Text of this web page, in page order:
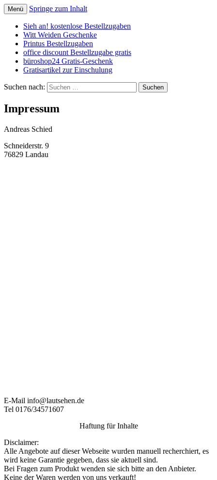
spaaaren.de
günstig einkaufen und billig leben
Menü Springe zum Inhalt
Sieh an! kostenlose Bestellzugaben
Witt Weiden Geschenke
Printus Bestellzugaben
office discount Bestellzugabe gratis
büroshop24 Gratis-Geschenk
Gratisartikel zur Einschulung
Suchen nach:
Impressum
Andreas Schied
Schneiderstr. 9
76829 Landau
E-Mail info@lautsehen.de
Tel 0176/34571607
Haftung für Inhalte
Disclaimer:
Alle Angebote auf dieser Webseite wurden manuell recherchiert, es
wird keine Garantie gegeben, dass sie aktuell sind.
Bei Fragen zum Produkt wenden sie sich bitte an den Anbieter.
Keine der Waren werden von uns verkauft!